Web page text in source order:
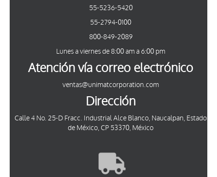
55-5236-5420
55-2794-0100
800-849-2089
Lunes a viernes de 8:00 am a 6:00 pm
Atención vía correo electrónico
ventas@unimatcorporation.com
Dirección
Calle 4 No. 25-D Fracc. Industrial Alce Blanco, Naucalpan, Estado
de México, CP 53370, México